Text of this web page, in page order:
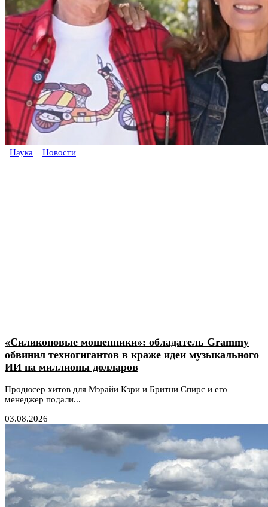
Наука Новости
«Силиконовые мошенники»: обладатель Grammy
обвинил техногигантов в краже идеи музыкального
ИИ на миллионы долларов
Продюсер хитов для Мэрайи Кэри и Бритни Спирс и его
менеджер подали...
03.08.2026